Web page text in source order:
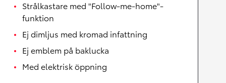
Strålkastare med "Follow-me-home"-
funktion
Ej dimljus med kromad infattning
Ej emblem på baklucka
Med elektrisk öppning